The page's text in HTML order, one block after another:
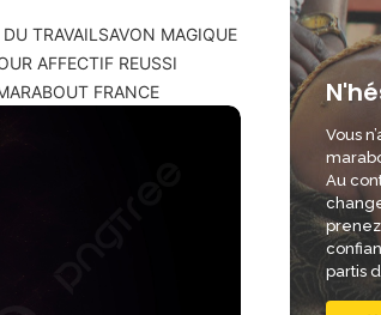
TRAVAIL SAVON MAGIQUE
AFFECTIF REUSSI
FRANCE
Vous
Au
partis